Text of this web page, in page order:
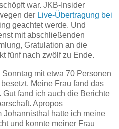
war. JKB-Insider
der Live-Übertragung bei
geachtet werde. Und
mit abschließenden
Gratulation an die
fünf nach zwölf zu Ende.
mit etwa 70 Personen
Meine Frau fand das
Gut fand ich auch die Berichte
Apropos
Johannisthal hatte ich meine
und konnte meiner Frau